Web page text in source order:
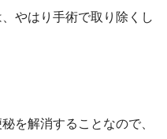
やはり手術で取り除くし
を解消することなので、